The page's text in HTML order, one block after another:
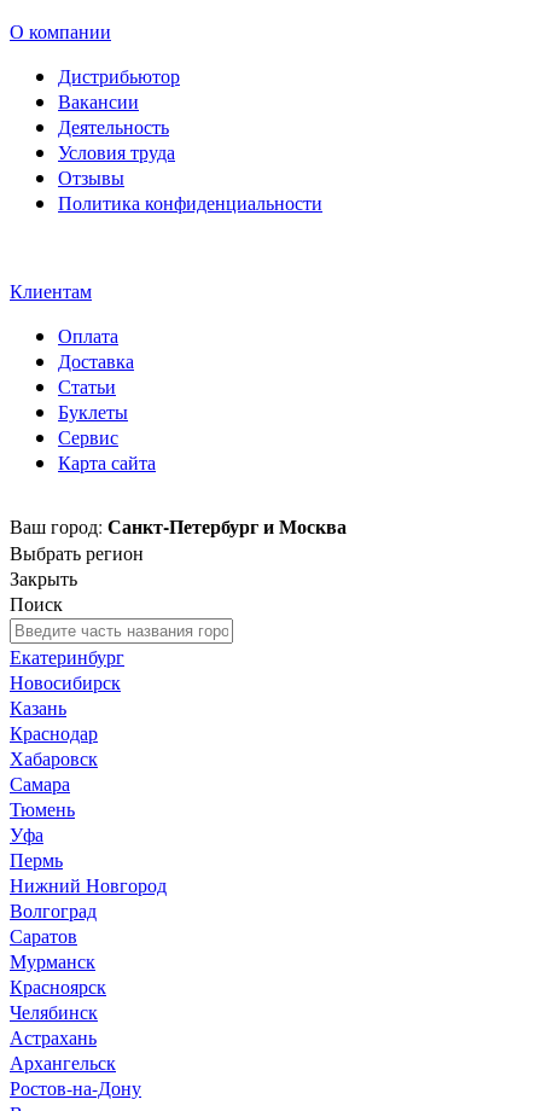
О компании
Дистрибьютор
Вакансии
Деятельность
Условия труда
Отзывы
Политика конфиденциальности
Клиентам
Оплата
Доставка
Статьи
Буклеты
Сервис
Карта сайта
Ваш город: Санкт-Петербург и Москва
Выбрать регион
Закрыть
Поиск
Екатеринбург
Новосибирск
Казань
Краснодар
Хабаровск
Самара
Тюмень
Уфа
Пермь
Нижний Новгород
Волгоград
Саратов
Мурманск
Красноярск
Челябинск
Астрахань
Архангельск
Ростов-на-Дону